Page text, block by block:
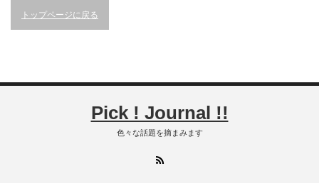
トップページに戻る
Pick ! Journal !!
色々な話題を摘まみます